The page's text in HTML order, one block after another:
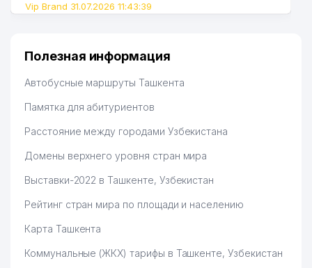
Vip Brand 31.07.2026 11:43:39
Полезная информация
Автобусные маршруты Ташкента
Памятка для абитуриентов
Расстояние между городами Узбекистана
Домены верхнего уровня стран мира
Выставки-2022 в Ташкенте, Узбекистан
Рейтинг стран мира по площади и населению
Карта Ташкента
Коммунальные (ЖКХ) тарифы в Ташкенте, Узбекистан